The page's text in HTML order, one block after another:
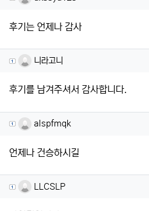
후기는 언제나 감사
니라고니님의 댓글
니라고니
후기를 남겨주셔서 감사합니다.
alspfmqk님의 댓글
alspfmqk
언제나 건승하시길
LLCSLP님의 댓글
LLCSLP